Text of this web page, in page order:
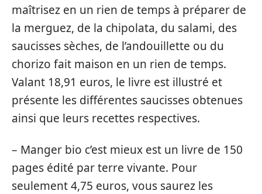
maîtrisez en un rien de temps à préparer de
la merguez, de la chipolata, du salami, des
saucisses sèches, de l’andouillette ou du
chorizo fait maison en un rien de temps.
Valant 18,91 euros, le livre est illustré et
présente les différentes saucisses obtenues
ainsi que leurs recettes respectives.
– Manger bio c’est mieux est un livre de 150
pages édité par terre vivante. Pour
seulement 4,75 euros, vous saurez les